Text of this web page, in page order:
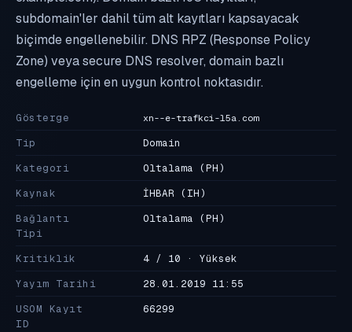
subdomain'ler dahil tüm alt kayıtları kapsayacak
biçimde engellenebilir. DNS RPZ (Response Policy
Zone) veya secure DNS resolver, domain bazlı
engelleme için en uygun kontrol noktasıdır.
Gösterge xn--e-trafkci-l5a.com
Tip
Domain
Kategori
Oltalama (PH)
Kaynak
İHBAR (IH)
Bağlantı
Tipi
Oltalama (PH)
Kritiklik
4 / 10 · Yüksek
Yayım Tarihi
28.01.2019 11:55
USOM Kayıt
ID
66299